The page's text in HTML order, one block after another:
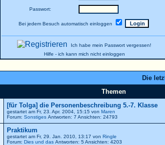
Passwort:
Bei jedem Besuch automatisch einloggen
Ich habe mein Passwort vergessen!
Hilfe - ich kann mich nicht einloggen
Die
Themen
[für Tolga] die Personenbeschreibung 5.-7. Klasse
gestartet am Fr, 23. Apr. 2004, 15:15 von Maren
Forum: Sonstiges Antworten: 7 Ansichten: 24793
Praktikum
gestartet am Fr, 29. Jan. 2010, 13:17 von Ringle
Forum: Dies und das Antworten: 5 Ansichten: 4203